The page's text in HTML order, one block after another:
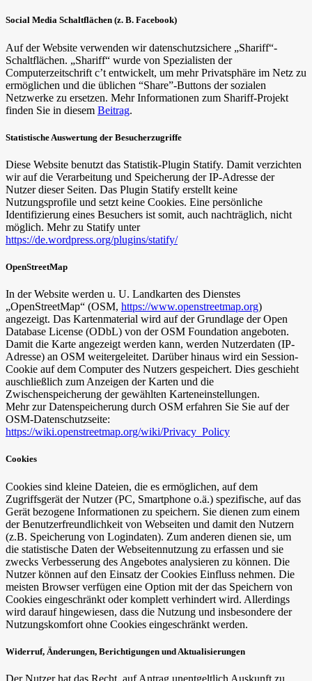
Social Media Schaltflächen (z. B. Facebook)
Auf der Website verwenden wir datenschutzsichere „Shariff“-
Schaltflächen. „Shariff“ wurde von Spezialisten der
Computerzeitschrift c’t entwickelt, um mehr Privatsphäre im Netz zu
ermöglichen und die üblichen “Share”-Buttons der sozialen
Netzwerke zu ersetzen. Mehr Informationen zum Shariff-Projekt
finden Sie in diesem Beitrag.
Statistische Auswertung der Besucherzugriffe
Diese Website benutzt das Statistik-Plugin Statify. Damit verzichten
wir auf die Verarbeitung und Speicherung der IP-Adresse der
Nutzer dieser Seiten. Das Plugin Statify erstellt keine
Nutzungsprofile und setzt keine Cookies. Eine persönliche
Identifizierung eines Besuchers ist somit, auch nachträglich, nicht
möglich. Mehr zu Statify unter
https://de.wordpress.org/plugins/statify/
OpenStreetMap
In der Website werden u. U. Landkarten des Dienstes
„OpenStreetMap“ (OSM, https://www.openstreetmap.org)
angezeigt. Das Kartenmaterial wird auf der Grundlage der Open
Database License (ODbL) von der OSM Foundation angeboten.
Damit die Karte angezeigt werden kann, werden Nutzerdaten (IP-
Adresse) an OSM weitergeleitet. Darüber hinaus wird ein Session-
Cookie auf dem Computer des Nutzers gespeichert. Dies geschieht
auschließlich zum Anzeigen der Karten und die
Zwischenspeicherung der gewählten Karteneinstellungen.
Mehr zur Datenspeicherung durch OSM erfahren Sie Sie auf der
OSM-Da­ten­schutz­sei­te:
https://wiki.openstreetmap.org/wiki/Privacy_Policy
Cookies
Cookies sind kleine Dateien, die es ermöglichen, auf dem
Zugriffsgerät der Nutzer (PC, Smartphone o.ä.) spezifische, auf das
Gerät bezogene Informationen zu speichern. Sie dienen zum einem
der Benutzerfreundlichkeit von Webseiten und damit den Nutzern
(z.B. Speicherung von Logindaten). Zum anderen dienen sie, um
die statistische Daten der Webseitennutzung zu erfassen und sie
zwecks Verbesserung des Angebotes analysieren zu können. Die
Nutzer können auf den Einsatz der Cookies Einfluss nehmen. Die
meisten Browser verfügen eine Option mit der das Speichern von
Cookies eingeschränkt oder komplett verhindert wird. Allerdings
wird darauf hingewiesen, dass die Nutzung und insbesondere der
Nutzungskomfort ohne Cookies eingeschränkt werden.
Widerruf, Änderungen, Berichtigungen und Aktualisierungen
Der Nutzer hat das Recht, auf Antrag unentgeltlich Auskunft zu